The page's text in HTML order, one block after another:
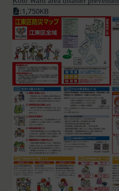
:1,750KB
当社が各サービスにおいて
端末情報
お客様が、端末または携帯
を利用する場合、当社は、
レスを取得する場合があり
客様が端末に関連付けた名
号、国、およびユーザー名
スなど、お客様が提供する
あらゆる情報を取得する場
位置情報
お客様が、端末または携帯
を利用し、そこで位置情報
場合、当社は、お客様の位
あります。通常はお客様の
より無効にすることができ
「会員」
本規約の内容の全てを承認
ス所定の手続きに従い会員
れを承認した特定の法人、
「登録希望者」
本サービスの利用を希望す
います。
「会員登録」
第4条に規定する方法に従
本サービスの利用登録をい
「登録情報」
登録希望者及び利用者が会
が定める情報、本サービス
断して登録を求めた情報及
利用者自身が追加、変更を